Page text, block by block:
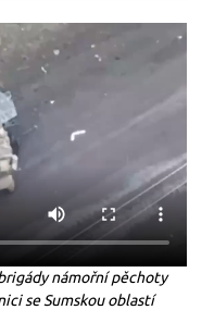
námořní pěchoty
se Sumskou oblastí